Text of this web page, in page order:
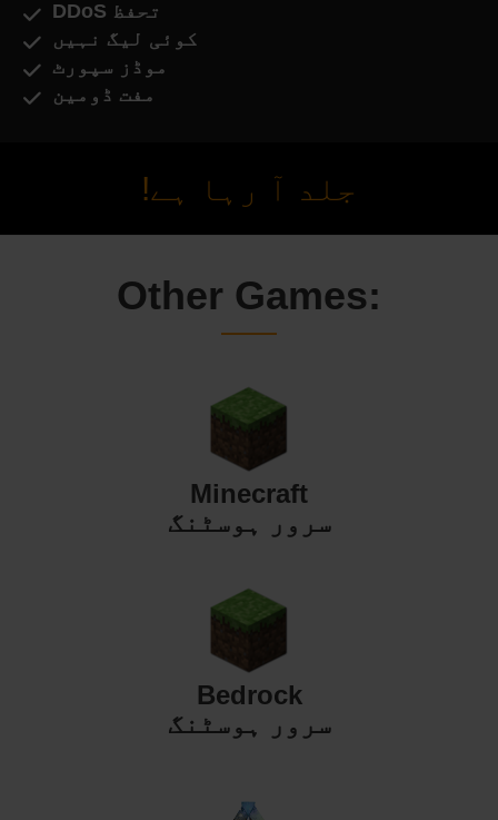
DDoS تحفظ
کوئی لیگ نہیں
موڈز سپورٹ
مفت ڈومین
جلد آ رہا ہے!
Other Games:
Minecraft
سرور ہوسٹنگ
Bedrock
سرور ہوسٹنگ